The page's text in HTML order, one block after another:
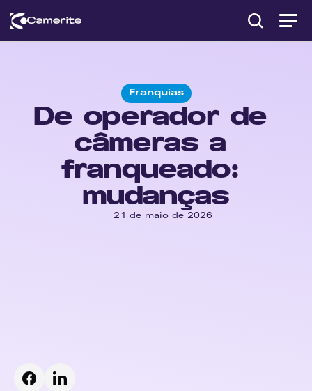
Franquias
De operador de
câmeras a
franqueado:
mudanças
21 de maio de 2026